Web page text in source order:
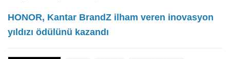
HONOR, Kantar BrandZ ilham veren inovasyon
yıldızı ödülünü kazandı